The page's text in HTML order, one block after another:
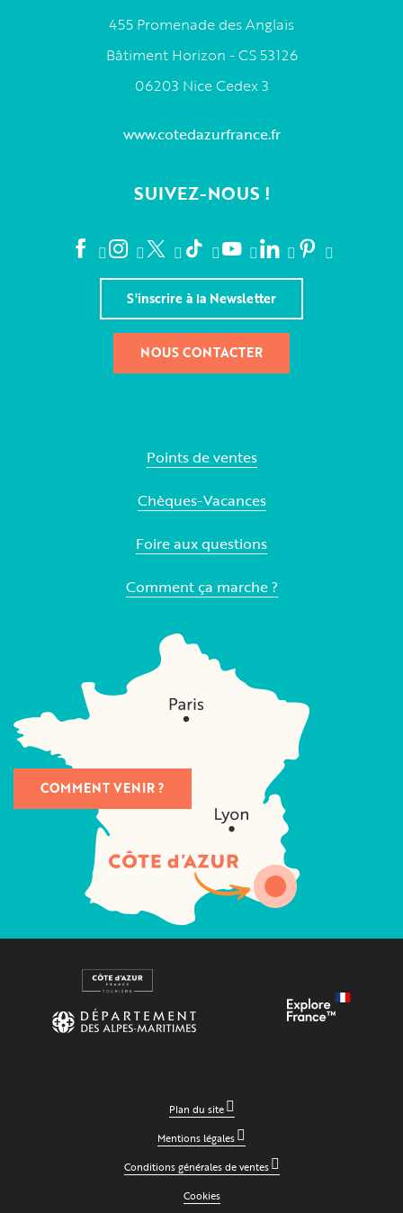
455 Promenade des Anglais
Bâtiment Horizon - CS 53126
06203 Nice Cedex 3
www.cotedazurfrance.fr
SUIVEZ-NOUS !
S'inscrire à la Newsletter
NOUS CONTACTER
Points de ventes
Chèques-Vacances
Foire aux questions
Comment ça marche ?
COMMENT VENIR ?
Plan du site
Mentions légales
Conditions générales de ventes
Cookies